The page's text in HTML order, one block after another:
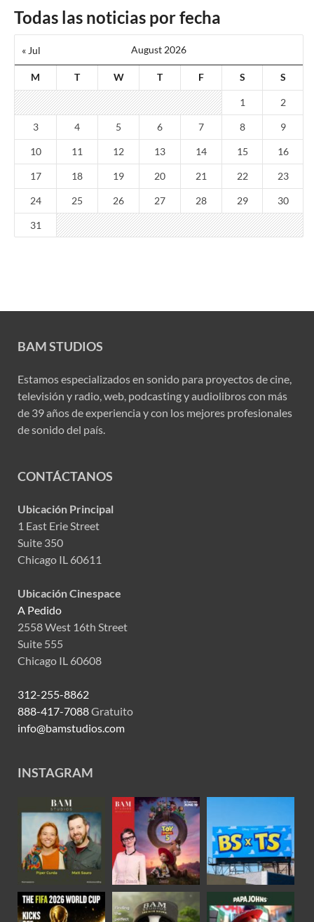
Todas las noticias por fecha
August 2026
M T W T F S S
« Jul
1 2
3 4 5 6 7 8 9
10 11 12 13 14 15 16
17 18 19 20 21 22 23
24 25 26 27 28 29 30
31
BAM STUDIOS
Estamos especializados en sonido para proyectos de cine,
televisión y radio, web, podcasting y audiolibros con más
de 39 años de experiencia y con los mejores profesionales
de sonido del país.
CONTÁCTANOS
Ubicación Principal
1 East Erie Street
Suite 350
Chicago IL 60611
Ubicación Cinespace
A Pedido
2558 West 16th Street
Suite 555
Chicago IL 60608
312-255-8862
888-417-7088Gratuito
info@bamstudios.com
INSTAGRAM